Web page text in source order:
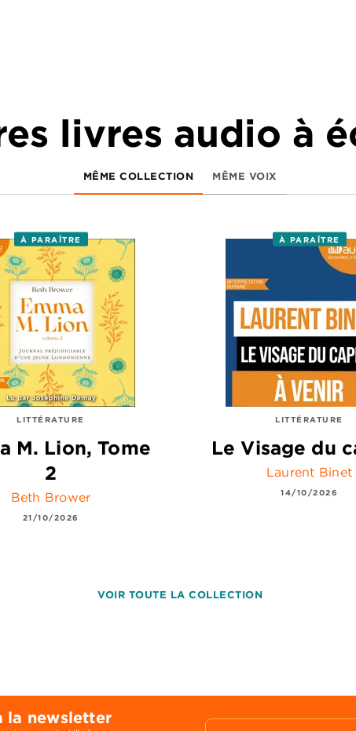
livres audio à
MÊME COLLECTION MÊME VOIX
À PARAÎTRE
LITTÉRATURE
M. Lion, Tome
2
Beth Brower
21/10/2026
À PARAÎTRE
LITTÉRATURE
Le Visage du
Laurent Binet
14/10/2026
VOIR TOUTE LA COLLECTION
la newsletter